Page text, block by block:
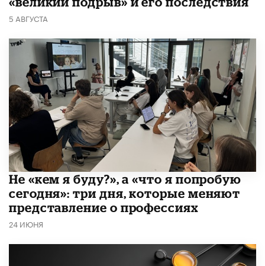
5 АВГУСТА
Не «кем я буду?», а «что я попробую
сегодня»: три дня, которые меняют
представление о профессиях
24 ИЮНЯ